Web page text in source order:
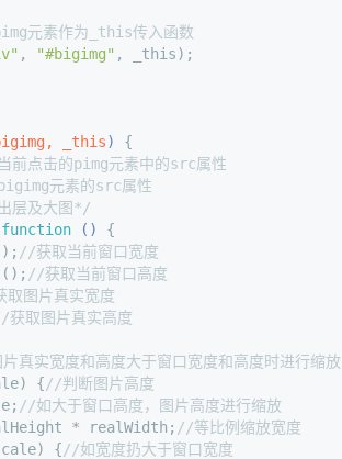
元素作为_this传入函数
, "#bigimg" , _this);
_this) {
前点击的pimg元素中的src属性
元素的src属性
层及大图*/
function ( ) {
//获取当前窗口宽度
//获取当前窗口高度
图片真实宽度
获取图片真实高度
真实宽度和高度大于窗口宽度和高度时进行缩放
{//判断图片高度
//如大于窗口高度，图片高度进行缩放
* realWidth;
//等比例缩放宽度
{//如宽度扔大于窗口宽度